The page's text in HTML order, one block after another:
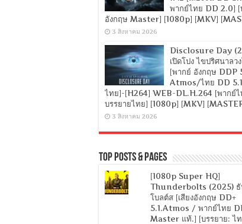
พากย์ไทย DD 2.0] [
อังกฤษ Master] [1080p] [MKV]
3 สิงหาคม 2026
Disclosure Day
เปิดโปง ไขปริศนาลว
[พากย์ อังกฤษ DDP
Atmos/ไทย DD
ไทย]-[H264] WEB-DL.H.264 [พากย์ไ
บรรยายไทย] [1080p] [MKV]
3 สิงหาคม 2026
Top Posts & Pages
[1080p Super HQ]
Thunderbolts (2025) ธั
โบลต์ส [เสียงอังกฤษ DD+
5.1.Atmos / พากย์ไทย
Master แท้.] [บรรยาย: ไ